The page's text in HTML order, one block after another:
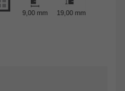
9,00 mm 19,00 mm